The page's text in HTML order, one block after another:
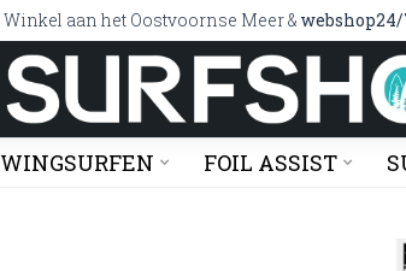
Winkel aan het Oostvoornse Meer &
WINGSURFEN FOIL ASSIST